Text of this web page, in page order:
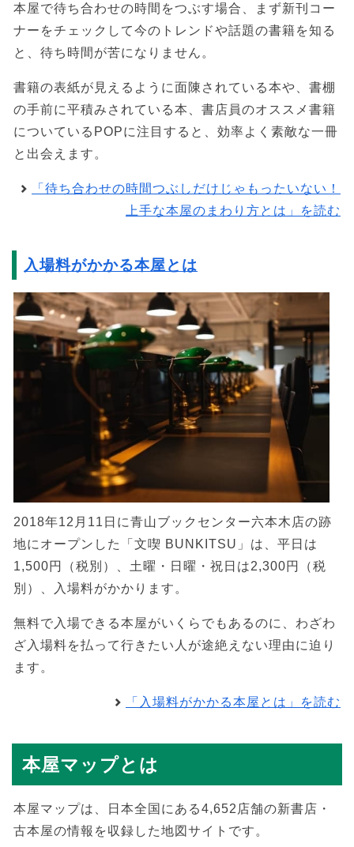
本屋で待ち合わせの時間をつぶす場合、まず新刊コー
ナーをチェックして今のトレンドや話題の書籍を知る
と、待ち時間が苦になりません。
書籍の表紙が見えるように面陳されている本や、書棚
の手前に平積みされている本、書店員のオススメ書籍
についているPOPに注目すると、効率よく素敵な一冊
と出会えます。
「待ち合わせの時間つぶしだけじゃもったいない！
上手な本屋のまわり方とは」を読む
入場料がかかる本屋とは
2018年12月11日に青山ブックセンター六本木店の跡
地にオープンした「文喫 BUNKITSU」は、平日は
1,500円（税別）、土曜・日曜・祝日は2,300円（税
別）、入場料がかかります。
無料で入場できる本屋がいくらでもあるのに、わざわ
ざ入場料を払って行きたい人が途絶えない理由に迫り
ます。
「入場料がかかる本屋とは」を読む
本屋マップとは
本屋マップは、日本全国にある4,652店舗の新書店・
古本屋の情報を収録した地図サイトです。